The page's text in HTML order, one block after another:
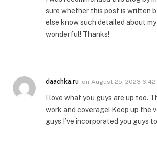
sure whether this post is written
else know such detailed about
wonderful! Thanks!
daachka.ru on August 25, 2023 6:42
I love what you guys are up too.
work and coverage! Keep up the
guys I’ve incorporated you guys